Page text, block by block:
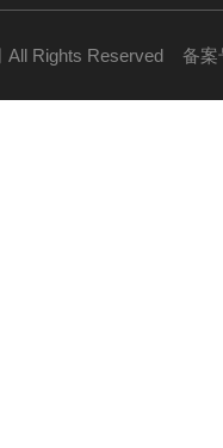
All Rights Reserved 备案